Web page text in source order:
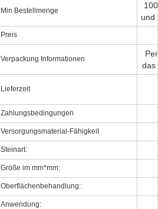
Min Bestellmenge
und
Preis
Verpackung Informationen
das
Lieferzeit
Zahlungsbedingungen
Versorgungsmaterial-Fähigkeit
Steinart:
Größe im mm*mm:
Oberflächenbehandlung:
Anwendung: